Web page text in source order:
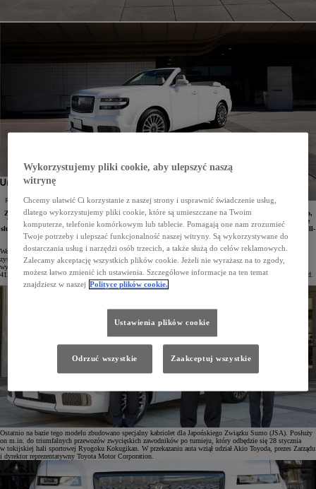
Z myślą o zawodach sumo, które zostaną rozegrane 28 stycznia w hali Ryogoku Kokugikan w Tokio,
Toyota przygotowała specjalną wersję swojego ultraluksusowego modelu Century. Pojazd ten będzie
służyć do przewożenia zwycięskich zawodników po wydarzeniu. A wszystko to zgodnie z koncepcją full-
order, która umożliwia stworzenie auta zgodnie z życzeniem klienta.
We wrześniu minionego roku Toyota zaprezentowała model Century w zupełnie nowej odsłonie. Samochód
zyskał nadwozie typu SUV, by jeszcze lepiej odpowiadać potrzebom klientów, oczekujących najwyższej
wygody w drugim rzędzie siedzeń. Pojazd wyposażono w napęd hybrydowy z silnikiem V6 o mocy
412 KM mocy, która przekazywana jest na wszystkie na cztery koła przy pomocy systemu E-FOUR Advanced.
Ostatnio na bazie tego modelu zbudowano specjalny kabriolet dla Japońskiego Związku Sumo (JSA). Posłuży
on m.in. do triumfalnych przewozów zwycięskich zawodników po turnieju, który odbędzie się 28 stycznia
w tokijskiej hali sportowej Ryogoku Kokugikan. W przekazaniu auta wziął udział Akio Toyoda, prezes Zarządu
i dyrektor reprezentatywny Toyota Motor Corporation.
Wykorzystujemy pliki cookie, aby ulepszyć naszą
witrynę
Chcemy ułatwić Ci korzystanie z naszej strony i usprawnić świadczenie usług,
dlatego wykorzystujemy pliki cookie, które są umieszczane na Twoim
komputerze, telefonie komórkowym lub tablecie. Pomagają one nam zrozumieć
Twoje potrzeby i ulepszać funkcjonalność naszej witryny. Są wykorzystywane do
dostarczania usług i narzędzi osób trzecich, a także służą do celów reklamowych.
Zalecamy akceptację wszystkich plików cookie. Jeżeli nie wyrażasz na to zgody,
możesz łatwo zmienić ich ustawienia. Szczegółowe informacje na ten temat
znajdziesz w naszej Polityce plików cookie.
Ustawienia plików cookie
Odrzuć wszystkie Zaakceptuj wszystkie